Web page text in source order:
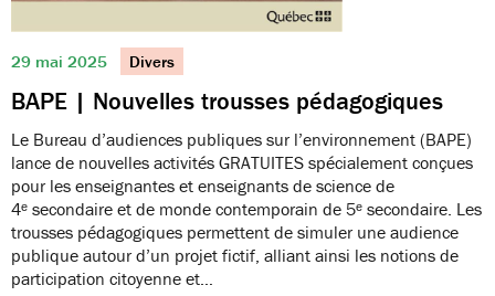
29 mai 2025 Divers
BAPE | Nouvelles trousses pédagogiques
Le Bureau d’audiences publiques sur l’environnement (BAPE)
lance de nouvelles activités GRATUITES spécialement conçues
pour les enseignantes et enseignants de science de
4ᵉ secondaire et de monde contemporain de 5ᵉ secondaire. Les
trousses pédagogiques permettent de simuler une audience
publique autour d’un projet fictif, alliant ainsi les notions de
participation citoyenne et…